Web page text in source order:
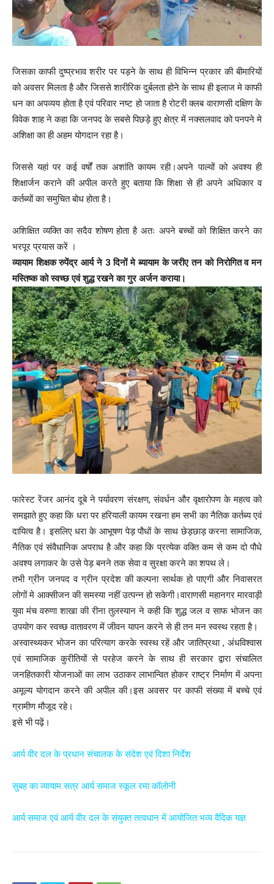
जिसका काफी दुष्प्रभाव शरीर पर पड़ने के साथ ही विभिन्न प्रकार की बीमारियों
को अवसर मिलता है और जिससे शारीरिक दुर्बलता होने के साथ ही इलाज मे काफी
धन का अपव्यय होता है एवं परिवार नष्ट हो जाता है रोटरी क्लब वाराणसी दक्षिण के
विवेक शाह ने कहा कि जनपद के सबसे पिछड़े हुए क्षेत्र में नक्सलवाद को पनपने मे
अशिक्षा का ही अहम योगदान रहा है।
जिससे यहां पर कई वर्षों तक अशांति कायम रही।अपने पाल्यों को अवश्य ही
शिक्षार्जन कराने की अपील करते हुए बताया कि शिक्षा से ही अपने अधिकार व
कर्तब्यों का समुचित बोध होता है।
अशिक्षित व्यक्ति का सदैव शोषण होता है अतः अपने बच्चों को शिक्षित करने का
भरपूर प्रयास करें ।
व्यायाम शिक्षक रुपेंद्र आर्य ने 3 दिनों मे ब्यायाम के जरीए तन को निरोगित व मन
मस्तिष्क को स्वच्छ एवं शुद्ध रखने का गुर अर्जन कराया।
फारेस्ट रेंजर आनंद दूबे ने पर्यावरण संरक्षण, संवर्धन और वृक्षारोपण के महत्व को
समझाते हुए कहा कि धरा पर हरियाली कायम रखना हम सभी का नैतिक कर्तब्य एवं
दायित्व है। इसलिए धरा के आभूषण पेड़ पौधों के साथ छेड़छाड़ करना सामाजिक,
नैतिक एवं संवैधानिक अपराध है और कहा कि प्रत्येक वक्ति कम से कम दो पौधे
अवश्य लगाकर के उसे पेड़ बनने तक सेवा व सुरक्षा करने का शपथ ले।
तभी ग्रीन जनपद व ग्रीन प्रदेश की कल्पना सार्थक हो पाएगी और निवासरत
लोगों मे आक्सीजन की समस्या नहीं उत्पन्न हो सकेगी।वाराणसी महानगर मारवाड़ी
युवा मंच वरुणा शाखा की रीना तुलस्यान ने कही कि शुद्ध जल व साफ भोजन का
उपयोग कर स्वच्छ वातावरण में जीवन यापन करने से ही तन मन स्वस्थ रहता है।
अस्वास्थ्यकर भोजन का परित्याग करके स्वस्थ रहें और जातिप्रथा , अंधविश्वास
एवं सामाजिक कुरीतियों से परहेज करने के साथ ही सरकार द्वारा संचालित
जनहितकारी योजनाओं का लाभ उठाकर लाभान्वित होकर राष्ट्र निर्माण में अपना
अमूल्य योगदान करने की अपील की।इस अवसर पर काफी संख्या में बच्चे एवं
ग्रामीण मौजूद रहे।
इसे भी पढ़ें।
आर्य वीर दल के प्रधान संचालक के संदेश एवं दिशा निर्देश
सुबह का व्यायाम सत्र आर्य समाज स्कूल रमा कॉलोनी
आर्य समाज एवं आर्य वीर दल के संयुक्त तत्वधान में आयोजित भव्य वैदिक यज्ञ